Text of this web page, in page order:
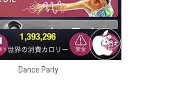
Dance Party